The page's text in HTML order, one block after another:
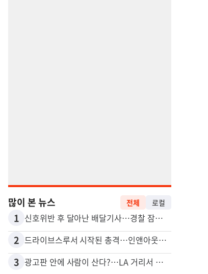
많이 본 뉴스 전체 로컬
1 신호위반 후 달아난 배달기사…경찰 잠복해 잡고보니 ‘반전’
2 드라이브스루서 시작된 총격…인앤아웃 참사 영상 공개
3 광고판 안에 사람이 산다?…LA 거리서 화제